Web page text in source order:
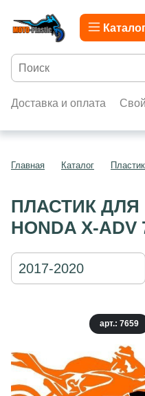
Доставка и оплата
Главная Каталог
ПЛАСТИК
HONDA X-ADV
2017-2020
арт.: 7659